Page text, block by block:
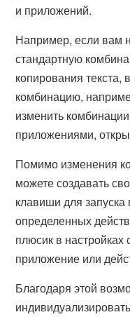
и приложений.
Например, если вам
стандартную
копирования текста,
комбинацию,
изменить
приложениями,
Помимо изменения
можете создавать
клавиши для
определенных
плюсик в
приложение или
Благодаря этой